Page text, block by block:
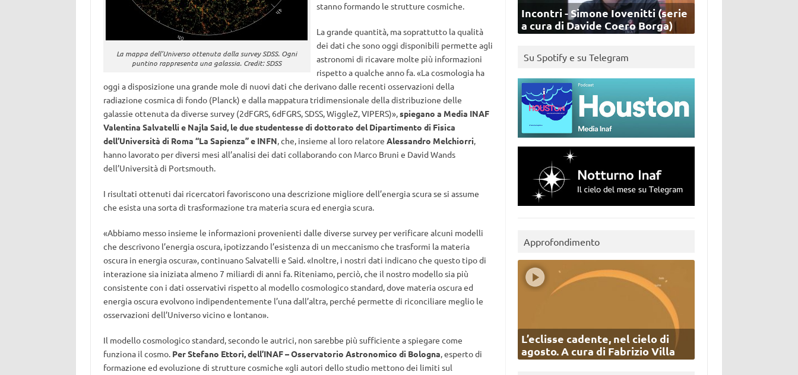
La mappa dell’Universo ottenuta dalla survey SDSS. Ogni
puntino rappresenta una galassia. Credit: SDSS
stanno formando le strutture cosmiche.
La grande quantità, ma soprattutto la qualità
dei dati che sono oggi disponibili permette agli
astronomi di ricavare molte più informazioni
rispetto a qualche anno fa. «La cosmologia ha
oggi a disposizione una grande mole di nuovi dati che derivano dalle recenti osservazioni della
radiazione cosmica di fondo (Planck) e dalla mappatura tridimensionale della distribuzione delle
galassie ottenuta da diverse survey (2dFGRS, 6dFGRS, SDSS, WiggleZ, VIPERS)»,spiegano a Media INAF
Valentina Salvatelli e Najla Said, le due studentesse di dottorato del Dipartimento di Fisica
dell’Università di Roma “La Sapienza” e INFN, che, insieme al loro relatore Alessandro Melchiorri,
hanno lavorato per diversi mesi all’analisi dei dati collaborando con Marco Bruni e David Wands
dell’Università di Portsmouth.
I risultati ottenuti dai ricercatori favoriscono una descrizione migliore dell’energia scura se si assume
che esista una sorta di trasformazione tra materia scura ed energia scura.
«Abbiamo messo insieme le informazioni provenienti dalle diverse survey per verificare alcuni modelli
che descrivono l’energia oscura, ipotizzando l’esistenza di un meccanismo che trasformi la materia
oscura in energia oscura», continuano Salvatelli e Said. «Inoltre, i nostri dati indicano che questo tipo di
interazione sia iniziata almeno 7 miliardi di anni fa. Riteniamo, perciò, che il nostro modello sia più
consistente con i dati osservativi rispetto al modello cosmologico standard, dove materia oscura ed
energia oscura evolvono indipendentemente l’una dall’altra, perché permette di riconciliare meglio le
osservazioni dell’Universo vicino e lontano».
Il modello cosmologico standard, secondo le autrici, non sarebbe più sufficiente a spiegare come
funziona il cosmo.Per Stefano Ettori, dell’INAF – Osservatorio Astronomico di Bologna, esperto di
formazione ed evoluzione di strutture cosmiche «gli autori dello studio mettono dei limiti sul
Incontri - Simone Iovenitti (serie
a cura di Davide Coero Borga)
Su Spotify e su Telegram
Approfondimento
L’eclisse cadente, nel cielo di
agosto. A cura di Fabrizio Villa